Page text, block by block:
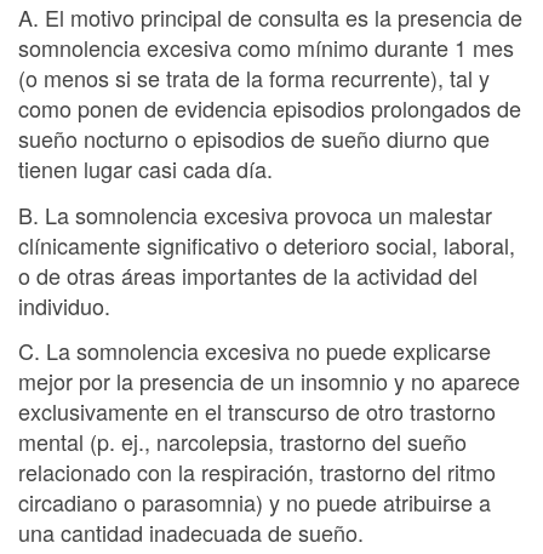
A. El motivo principal de consulta es la presencia de
somnolencia excesiva como mínimo durante 1 mes
(o menos si se trata de la forma recurrente), tal y
como ponen de evidencia episodios prolongados de
sueño nocturno o episodios de sueño diurno que
tienen lugar casi cada día.
B. La somnolencia excesiva provoca un malestar
clínicamente significativo o deterioro social, laboral,
o de otras áreas importantes de la actividad del
individuo.
C. La somnolencia excesiva no puede explicarse
mejor por la presencia de un insomnio y no aparece
exclusivamente en el transcurso de otro trastorno
mental (p. ej., narcolepsia, trastorno del sueño
relacionado con la respiración, trastorno del ritmo
circadiano o parasomnia) y no puede atribuirse a
una cantidad inadecuada de sueño.